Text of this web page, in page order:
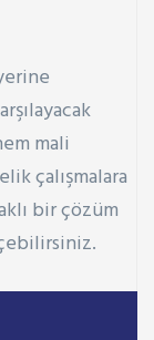
mali
çalışmalara
bir çözüm